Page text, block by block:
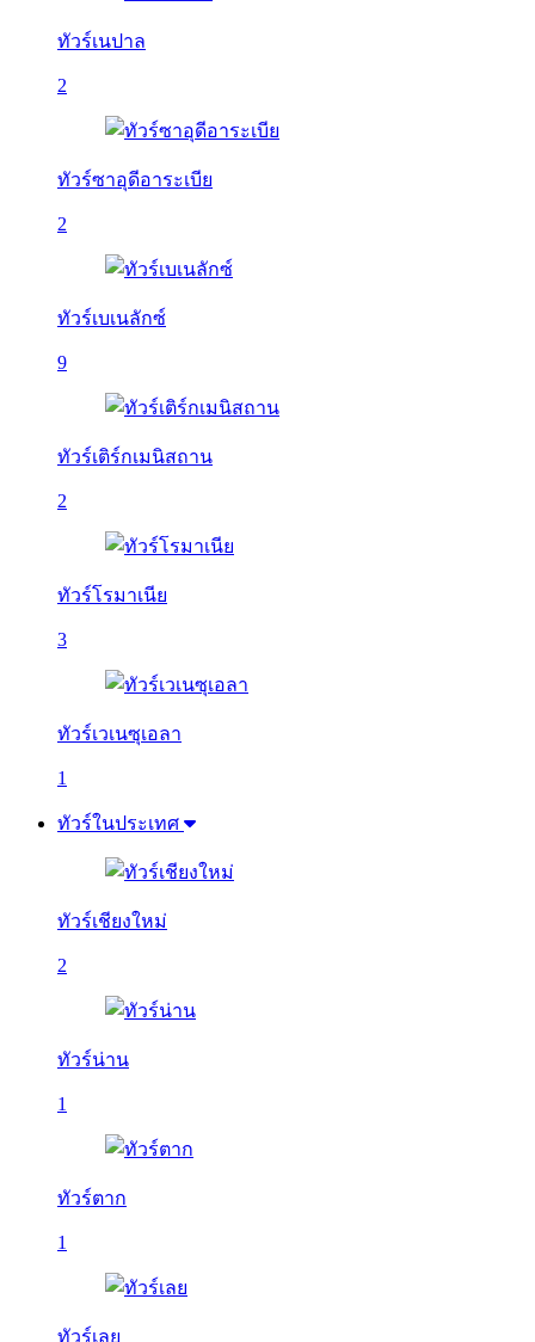
ทัวร์เนปาล
2
ทัวร์ซาอุดีอาระเบีย
2
ทัวร์เบเนลักซ์
9
ทัวร์เติร์กเมนิสถาน
2
ทัวร์โรมาเนีย
3
ทัวร์เวเนซุเอลา
1
ทัวร์ในประเทศ
ทัวร์เชียงใหม่
2
ทัวร์น่าน
1
ทัวร์ตาก
1
ทัวร์เลย